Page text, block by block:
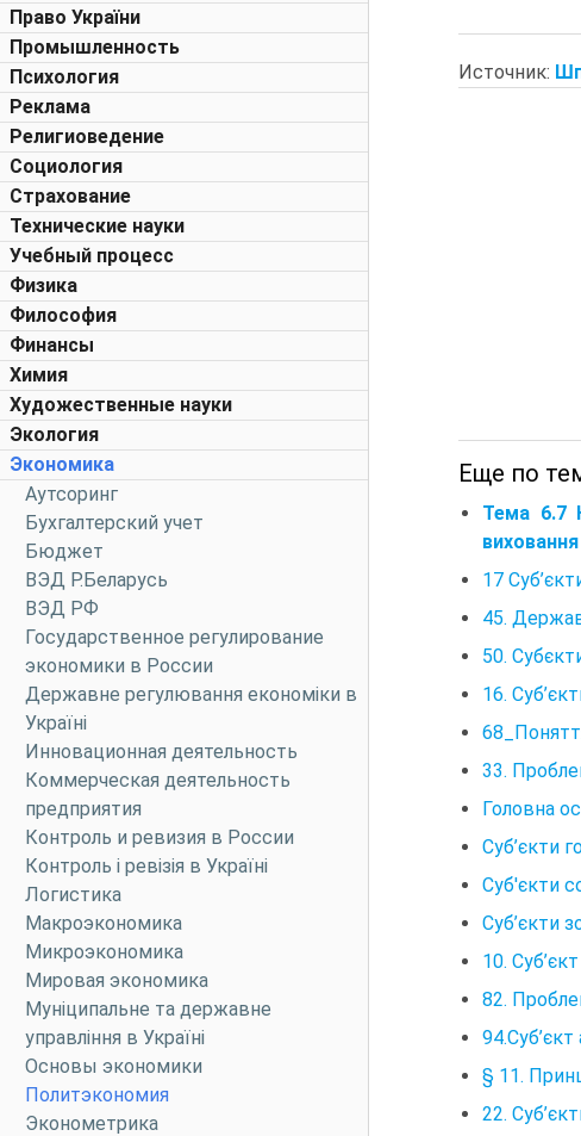
Право України
Промышленность
Психология
Реклама
Религиоведение
Социология
Страхование
Технические науки
Учебный процесс
Физика
Философия
Финансы
Химия
Художественные науки
Экология
Экономика
Аутсоринг
Бухгалтерский учет
Бюджет
ВЭД Р.Беларусь
ВЭД РФ
Государственное регулирование
экономики в России
Державне регулювання економіки в
Україні
Инновационная деятельность
Коммерческая деятельность
предприятия
Контроль и ревизия в России
Контроль і ревізія в Україні
Логистика
Макроэкономика
Микроэкономика
Мировая экономика
Муніципальне та державне
управління в Україні
Основы экономики
Политэкономия
Эконометрика
Источник:
Еще по
Тема 6.7
виховання
17
45.
50.
16.
33.
Головна
Суб’єкти
Суб'єкти
Суб’єкти
10.
82.
§ 11.
22.